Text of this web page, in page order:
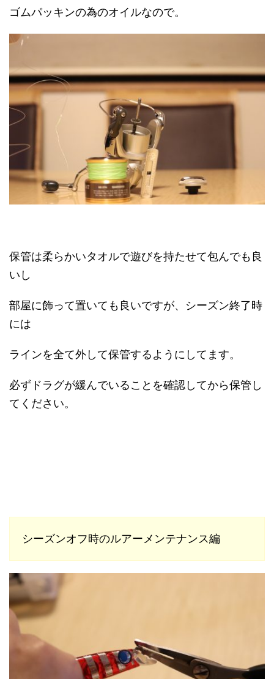
ゴムパッキンの為のオイルなので。
保管は柔らかいタオルで遊びを持たせて包んでも良
いし
部屋に飾って置いても良いですが、シーズン終了時
には
ラインを全て外して保管するようにしてます。
必ずドラグが緩んでいることを確認してから保管し
てください。
シーズンオフ時のルアーメンテナンス編